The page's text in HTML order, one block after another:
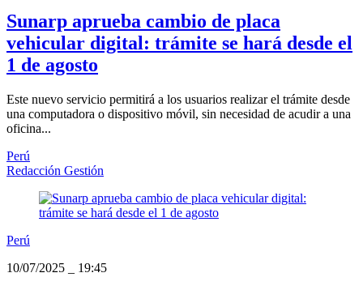
Sunarp aprueba cambio de placa
vehicular digital: trámite se hará desde el
1 de agosto
Este nuevo servicio permitirá a los usuarios realizar el trámite desde
una computadora o dispositivo móvil, sin necesidad de acudir a una
oficina...
Perú
Redacción Gestión
Perú
10/07/2025
19:45